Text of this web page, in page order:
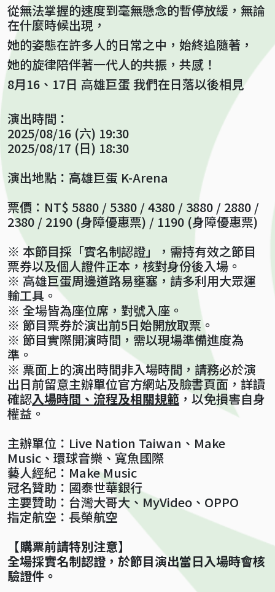
從無法掌握的速度到毫無懸念的暫停放緩，無論
在什麼時候出現，
她的姿態在許多人的日常之中，始終追隨著，
她的旋律陪伴著一代人的共振，共感！
8月16、17日 高雄巨蛋 我們在日落以後相見
演出時間：
2025/08/16 (六) 19:30
2025/08/17 (日) 18:30
演出地點：高雄巨蛋 K-Arena
票價：NT$ 5880 / 5380 / 4380 / 3880 / 2880 /
2380 / 2190 (身障優惠票) / 1190 (身障優惠票)
※ 本節目採「實名制認證」，需持有效之節目
票券以及個人證件正本，核對身份後入場。
※ 高雄巨蛋周邊道路易壅塞，請多利用大眾運
輸工具。
※ 全場皆為座位席，對號入座。
※ 節目票券於演出前5日始開放取票。
※ 節目實際開演時間，需以現場準備進度為
準。
※ 票面上的演出時間非入場時間，請務必於演
出日前留意主辦單位官方網站及臉書頁面，詳讀
確認入場時間、流程及相關規範 ，以免損害自身
權益。
主辦單位：Live Nation Taiwan、Make
Music、環球音樂、寬魚國際
藝人經紀：Make Music
冠名贊助：國泰世華銀行
主要贊助：台灣大哥大、MyVideo、OPPO
指定航空：長榮航空
【購票前請特別注意】
全場採實名制認證，於節目演出當日入場時會核
驗證件。